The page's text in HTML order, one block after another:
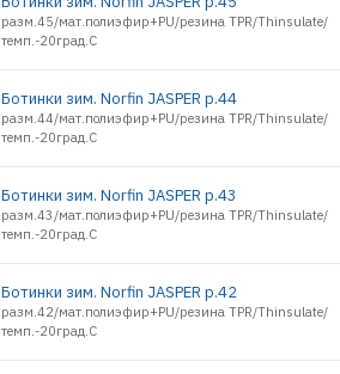
разм.45/мат.полиэфир+PU/резина TPR/Thinsulate/
темп.-20град.С
Ботинки зим. Norfin JASPER р.44
разм.44/мат.полиэфир+PU/резина TPR/Thinsulate/
темп.-20град.С
Ботинки зим. Norfin JASPER р.43
разм.43/мат.полиэфир+PU/резина TPR/Thinsulate/
темп.-20град.С
Ботинки зим. Norfin JASPER р.42
разм.42/мат.полиэфир+PU/резина TPR/Thinsulate/
темп.-20град.С